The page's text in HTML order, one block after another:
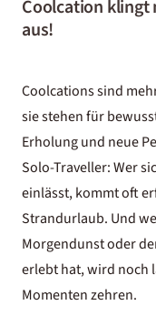
Coolcation klingt
aus!
Coolcations sind
sie stehen für
Erholung und neue
Solo-Traveller: Wer
einlässt, kommt oft
Strandurlaub. Und
Morgendunst oder
erlebt hat, wird noch
Momenten zehren.